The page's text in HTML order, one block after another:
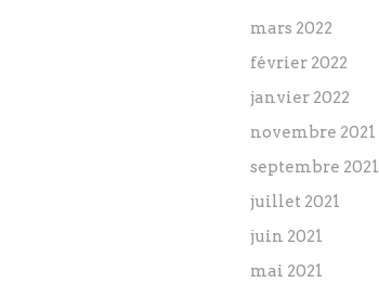
mars 2022
février 2022
janvier 2022
novembre 2021
septembre 2021
juillet 2021
juin 2021
mai 2021